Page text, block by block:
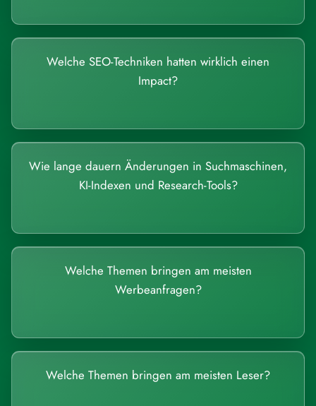
Welche SEO-Techniken hatten wirklich einen
Impact?
Wie lange dauern Änderungen in Suchmaschinen,
KI-Indexen und Research-Tools?
Welche Themen bringen am meisten
Werbeanfragen?
Welche Themen bringen am meisten Leser?